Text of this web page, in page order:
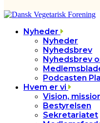
Nyheder
Nyheder
Nyhedsbrev
Nyhedsbrev
Podcasten
Hvem er vi
Vision,
Bestyrelsen
Sekretariatet